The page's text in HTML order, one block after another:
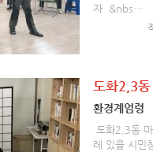
자 &nbs…
도화2,3
환경계엄령
도화2,3동
레 있을 시민